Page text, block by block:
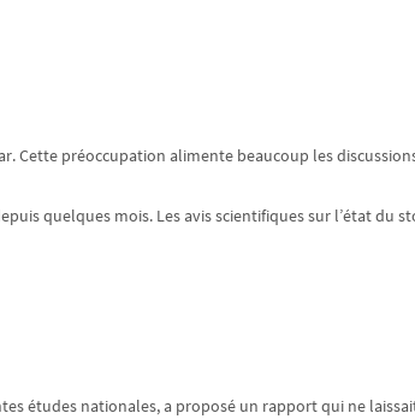
Cette préoccupation alimente beaucoup les
quelques mois. Les avis scientifiques sur l’état du
études nationales, a proposé un rapport qui ne